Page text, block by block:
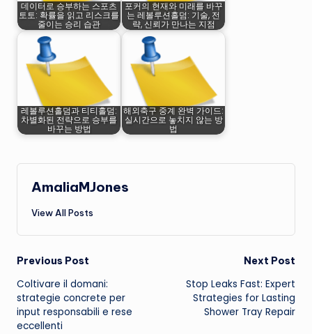
데이터로 승부하는 스포츠
토토: 확률을 읽고 리스크를
줄이는 승리 습관
포커의 현재와 미래를 바꾸
는 레볼루션홀덤: 기술, 전
략, 신뢰가 만나는 지점
레볼루션홀덤과 티티홀덤:
차별화된 전략으로 승부를
바꾸는 방법
해외축구 중계 완벽 가이드:
실시간으로 놓치지 않는 방
법
AmaliaMJones
View All Posts
Post
navigation
Previous Post
Coltivare il domani:
strategie concrete per
input responsabili e rese
eccellenti
Next Post
Stop Leaks Fast: Expert
Strategies for Lasting
Shower Tray Repair